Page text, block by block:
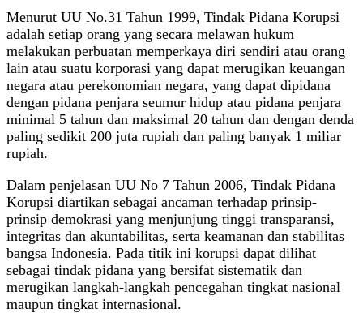
Menurut UU No.31 Tahun 1999, Tindak Pidana Korupsi
adalah setiap orang yang secara melawan hukum
melakukan perbuatan memperkaya diri sendiri atau orang
lain atau suatu korporasi yang dapat merugikan keuangan
negara atau perekonomian negara, yang dapat dipidana
dengan pidana penjara seumur hidup atau pidana penjara
minimal 5 tahun dan maksimal 20 tahun dan dengan denda
paling sedikit 200 juta rupiah dan paling banyak 1 miliar
rupiah.
Dalam penjelasan UU No 7 Tahun 2006, Tindak Pidana
Korupsi diartikan sebagai ancaman terhadap prinsip-
prinsip demokrasi yang menjunjung tinggi transparansi,
integritas dan akuntabilitas, serta keamanan dan stabilitas
bangsa Indonesia. Pada titik ini korupsi dapat dilihat
sebagai tindak pidana yang bersifat sistematik dan
merugikan langkah-langkah pencegahan tingkat nasional
maupun tingkat internasional.